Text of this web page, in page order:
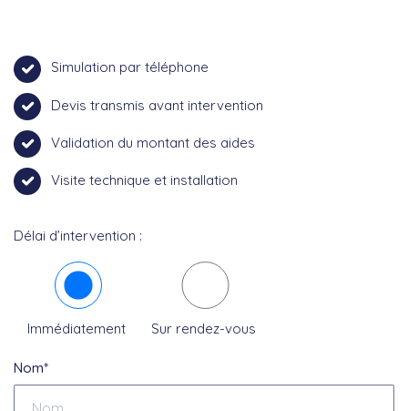
Simulation par téléphone
Devis transmis avant intervention
Validation du montant des aides
Visite technique et installation
Délai d’intervention :
Immédiatement Sur rendez-vous
Nom*